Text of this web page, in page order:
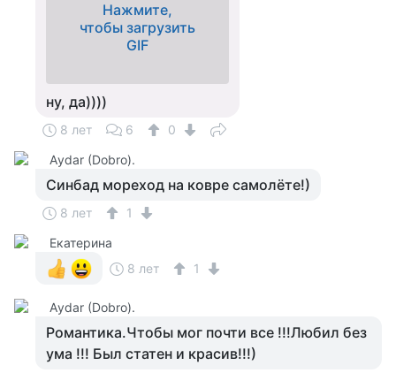
Нажмите,
чтобы загрузить
GIF
ну, да))))
8 лет 6
0
Аydar (Dobro).
Синбад мореход на ковре самолёте!)
8 лет
1
Екатерина
8 лет
1
Аydar (Dobro).
Романтика.Чтобы мог почти все !!!Любил без
ума !!! Был статен и красив!!!)